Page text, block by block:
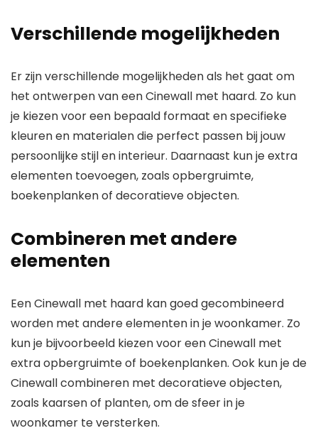
Verschillende mogelijkheden
Er zijn verschillende mogelijkheden als het gaat om
het ontwerpen van een Cinewall met haard. Zo kun
je kiezen voor een bepaald formaat en specifieke
kleuren en materialen die perfect passen bij jouw
persoonlijke stijl en interieur. Daarnaast kun je extra
elementen toevoegen, zoals opbergruimte,
boekenplanken of decoratieve objecten.
Combineren met andere
elementen
Een Cinewall met haard kan goed gecombineerd
worden met andere elementen in je woonkamer. Zo
kun je bijvoorbeeld kiezen voor een Cinewall met
extra opbergruimte of boekenplanken. Ook kun je de
Cinewall combineren met decoratieve objecten,
zoals kaarsen of planten, om de sfeer in je
woonkamer te versterken.